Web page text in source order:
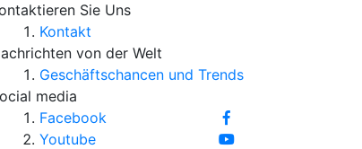
Sie Uns
Kontakt
von der Welt
Geschäftschancen und Trends
media
Facebook
Youtube